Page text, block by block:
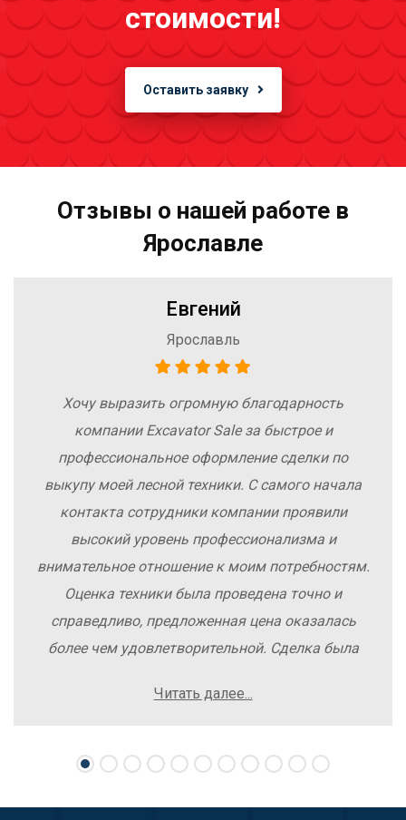
стоимости!
Оставить заявку
Отзывы о нашей работе в
Ярославле
Евгений
Ярославль
Хочу выразить огромную благодарность
компании Excavator Sale за быстрое и
профессиональное оформление сделки по
выкупу моей лесной техники. С самого начала
контакта сотрудники компании проявили
высокий уровень профессионализма и
внимательное отношение к моим потребностям.
Оценка техники была проведена точно и
справедливо, предложенная цена оказалась
более чем удовлетворительной. Сделка была
осложнений. Рекомендую компанию Excavator
свою спецтехнику.
Читать далее...